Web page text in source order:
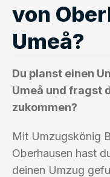
von
Umeå?
Du planst einen
Umeå und fragst
zukommen?
Mit Umzugskönig
Oberhausen hast
deinen Umzug